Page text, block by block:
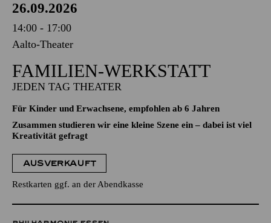
26.09.2026
14:00 - 17:00
Aalto-Theater
FAMILIEN-WERKSTATT
JEDEN TAG THEATER
Für Kinder und Erwachsene, empfohlen ab 6 Jahren
Zusammen studieren wir eine kleine Szene ein – dabei ist viel
Kreativität gefragt
AUSVERKAUFT
Restkarten ggf. an der Abendkasse